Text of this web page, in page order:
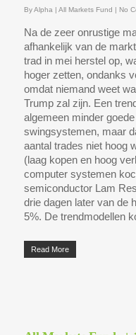
By Alpha | All Markets Fund | No
Na de zeer onrustige
afhankelijk van de
trad in mei herstel op,
hoger zetten, ondanks
omdat niemand weet
Trump zal zijn. Een
algemeen minder
swingsystemen, maar
aantal trades niet hoog
(laag kopen en hoog
computer systemen
semiconductor Lam
drie dagen later van de
5%. De trendmodellen
Read More